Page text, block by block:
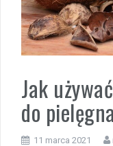
Jak
do
11 marca 2021